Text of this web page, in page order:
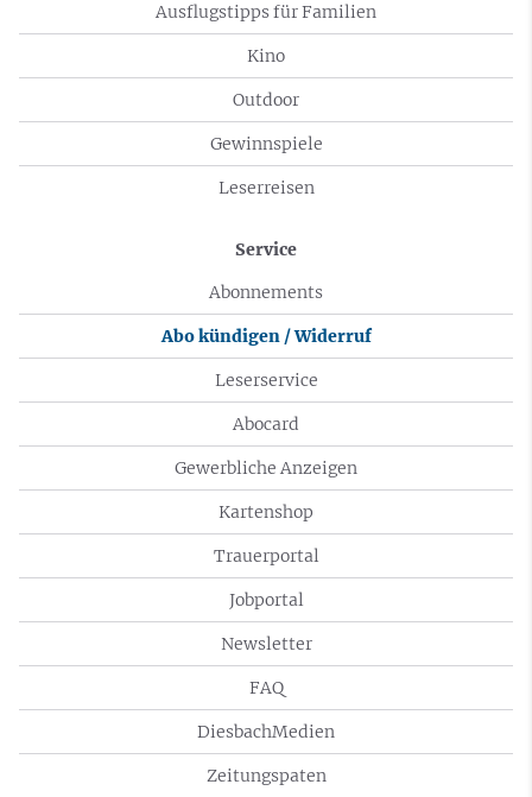
Ausflugstipps für Familien
Kino
Outdoor
Gewinnspiele
Leserreisen
Service
Abonnements
Abo kündigen / Widerruf
Leserservice
Abocard
Gewerbliche Anzeigen
Kartenshop
Trauerportal
Jobportal
Newsletter
FAQ
DiesbachMedien
Zeitungspaten